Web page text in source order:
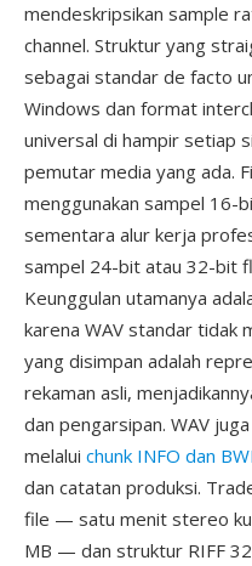
mendeskripsikan sample
channel. Struktur yang
sebagai standar de facto
Windows dan format
universal di hampir setiap
pemutar media yang ada.
menggunakan sampel 16-
sementara alur kerja
sampel 24-bit atau 32-bit
Keunggulan utamanya
karena WAV standar tidak
yang disimpan adalah
rekaman asli,
dan pengarsipan. WAV
melalui chunk INFO dan
dan catatan produksi.
file — satu menit stereo
MB — dan struktur RIFF